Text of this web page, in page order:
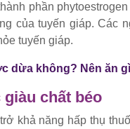
phần
của tuyến giáp. Các
tuyến giáp.
dừa không? Nên ăn
chất béo
khả năng hấp thụ